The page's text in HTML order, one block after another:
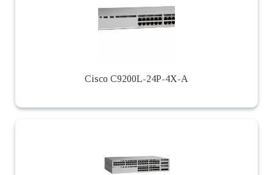
Cisco C9200L-24P-4X-A